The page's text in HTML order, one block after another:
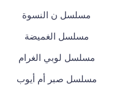
مسلسل ن النسوة
مسلسل الغميضة
مسلسل لوبي الغرام
مسلسل صبر أم أيوب